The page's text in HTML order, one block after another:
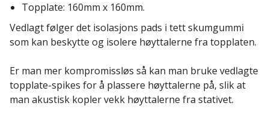
Topplate: 160mm x 160mm.
Vedlagt følger det isolasjons pads i tett skumgummi
som kan beskytte og isolere høyttalerne fra topplaten.
Er man mer kompromissløs så kan man bruke vedlagte
topplate-spikes for å plassere høyttalerne på, slik at
man akustisk kopler vekk høyttalerne fra stativet.